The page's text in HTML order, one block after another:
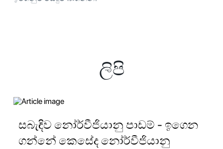
ලිපි
සබැඳිව නෝර්වීජියානු පාඩම් - ඉගෙන
ගන්නේ කෙසේද නෝර්වීජියානු